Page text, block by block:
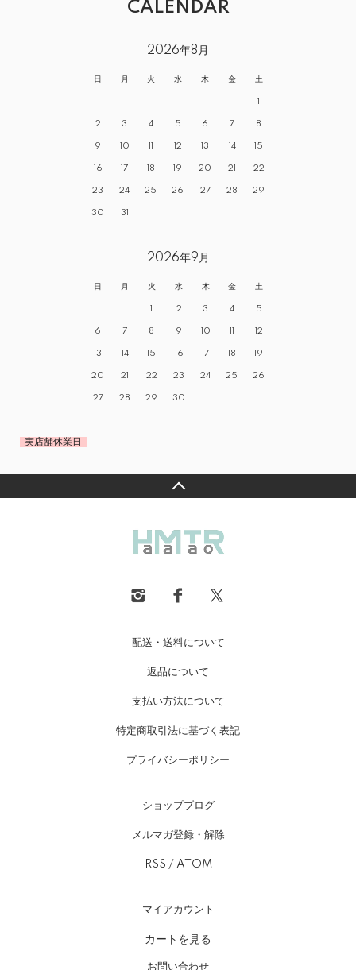
CALENDAR
2026年8月
日 月 火 水 木 金 土
1
2 3 4 5 6 7 8
9 10 11 12 13 14 15
16 17 18 19 20 21 22
23 24 25 26 27 28 29
30 31
2026年9月
日 月 火 水 木 金 土
1 2 3 4 5
6 7 8 9 10 11 12
13 14 15 16 17 18 19
20 21 22 23 24 25 26
27 28 29 30
実店舗休業日
配送・送料について
返品について
支払い方法について
特定商取引法に基づく表記
プライバシーポリシー
ショップブログ
メルマガ登録・解除
RSS / ATOM
マイアカウント
カートを見る
お問い合わせ